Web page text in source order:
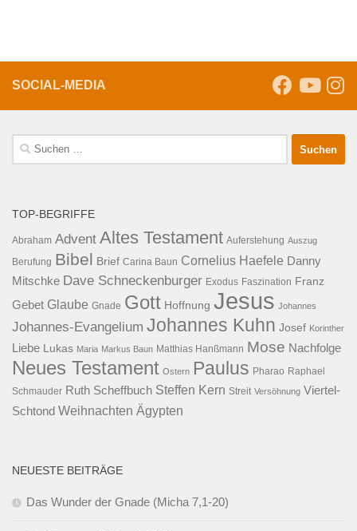
SOCIAL-MEDIA
Suche
nach:
TOP-BEGRIFFE
Abraham Advent Altes Testament Auferstehung Auszug
Berufung Bibel Brief Carina Baun Cornelius Haefele Danny
Mitschke Dave Schneckenburger Exodus Faszination Franz
Gebet Glaube Gnade Gott Hoffnung Jesus Johannes
Johannes-Evangelium Johannes Kuhn Josef Korinther
Liebe Lukas Maria Markus Baun Matthias Hanßmann Mose Nachfolge
Neues Testament Ostern Paulus Pharao Raphael
Schmauder Ruth Scheffbuch Steffen Kern Streit Versöhnung Viertel-
Schtond Weihnachten Ägypten
NEUESTE BEITRÄGE
Das Wunder der Gnade (Micha 7,1-20)